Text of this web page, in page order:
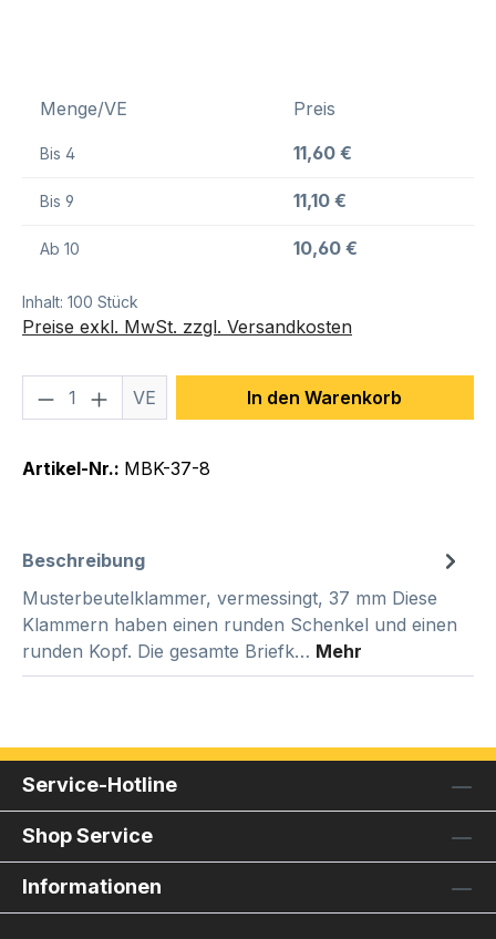
Menge/VE Preis
Bis 4 11,60 €
Bis 9 11,10 €
Ab 10 10,60 €
Inhalt: 100 Stück
Preise exkl. MwSt. zzgl. Versandkosten
Produkt Anzahl: Gib den
VE In den Warenkorb
Artikel-Nr.: MBK-37-8
Beschreibung
Musterbeutelklammer, vermessingt, 37 mm Diese
Klammern haben einen runden Schenkel und einen
runden Kopf. Die gesamte Briefk… Mehr
Service-Hotline
Shop Service
Informationen